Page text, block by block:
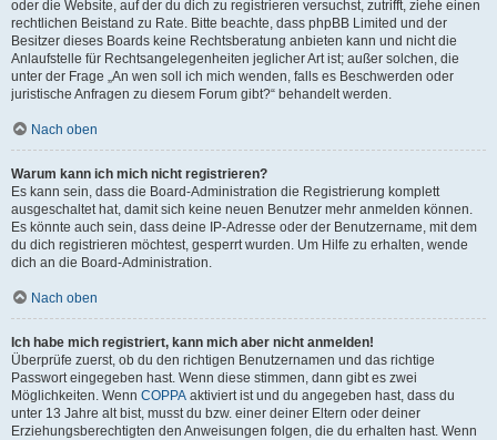
oder die Website, auf der du dich zu registrieren versuchst, zutrifft, ziehe einen
rechtlichen Beistand zu Rate. Bitte beachte, dass phpBB Limited und der
Besitzer dieses Boards keine Rechtsberatung anbieten kann und nicht die
Anlaufstelle für Rechtsangelegenheiten jeglicher Art ist; außer solchen, die
unter der Frage „An wen soll ich mich wenden, falls es Beschwerden oder
juristische Anfragen zu diesem Forum gibt?“ behandelt werden.
Nach oben
Warum kann ich mich nicht registrieren?
Es kann sein, dass die Board-Administration die Registrierung komplett
ausgeschaltet hat, damit sich keine neuen Benutzer mehr anmelden können.
Es könnte auch sein, dass deine IP-Adresse oder der Benutzername, mit dem
du dich registrieren möchtest, gesperrt wurden. Um Hilfe zu erhalten, wende
dich an die Board-Administration.
Nach oben
Ich habe mich registriert, kann mich aber nicht anmelden!
Überprüfe zuerst, ob du den richtigen Benutzernamen und das richtige
Passwort eingegeben hast. Wenn diese stimmen, dann gibt es zwei
Möglichkeiten. Wenn COPPA aktiviert ist und du angegeben hast, dass du
unter 13 Jahre alt bist, musst du bzw. einer deiner Eltern oder deiner
Erziehungsberechtigten den Anweisungen folgen, die du erhalten hast. Wenn